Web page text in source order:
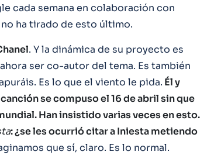
cada semana en colaboración con
ha tirado de esto último.
. Y la dinámica de su proyecto es
ser co-autor del tema. Es también
Es lo que el viento le pida. Él y
se compuso el 16 de abril sin que
Han insistido varias veces en esto.
: ¿se les ocurrió citar a Iniesta metiendo
que sí, claro. Es lo normal.